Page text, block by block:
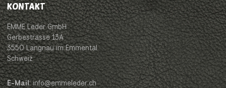
KONTAKT
EMME Leder GmbH
Gerbestrasse 13A
3550 Langnau im Emmental
Schweiz
E-Mail: info@emmeleder.ch